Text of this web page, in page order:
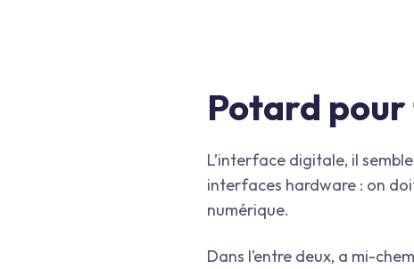
Potard pour
L’interface digitale, il
interfaces hardware : on
numérique.
Dans l’entre deux, a mi-